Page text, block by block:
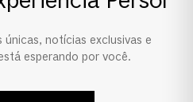
notícias exclusivas e
esperando por você.